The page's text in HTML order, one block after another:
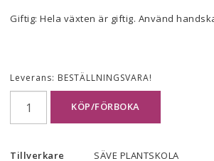
Giftig: Hela växten är giftig. Använd
Leverans: BESTÄLLNINGSVARA!
KÖP/FÖRBOKA
Tillverkare SÄVE PLANTSKOLA